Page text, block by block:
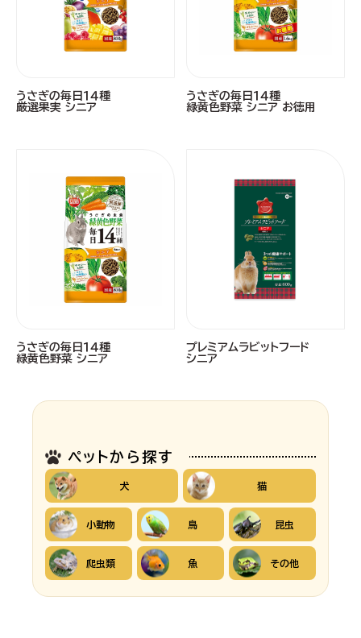
うさぎの毎日１４種
厳選果実 シニア
うさぎの毎日１４種
緑黄色野菜 シニア お徳用
うさぎの毎日１４種
緑黄色野菜 シニア
プレミアムラビットフード
シニア
ペットから探す
犬 猫
小動物 鳥 昆虫
爬虫類 魚 その他